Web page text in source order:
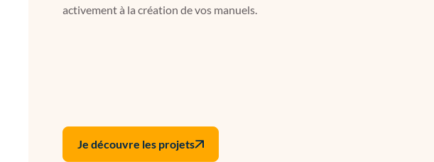
activement à la création de vos manuels.
Je découvre les projets